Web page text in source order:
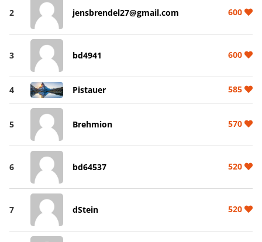
2 jensbrendel27@gmail.com 600
3 bd4941 600
4 Pistauer 585
5 Brehmion 570
6 bd64537 520
7 dStein 520